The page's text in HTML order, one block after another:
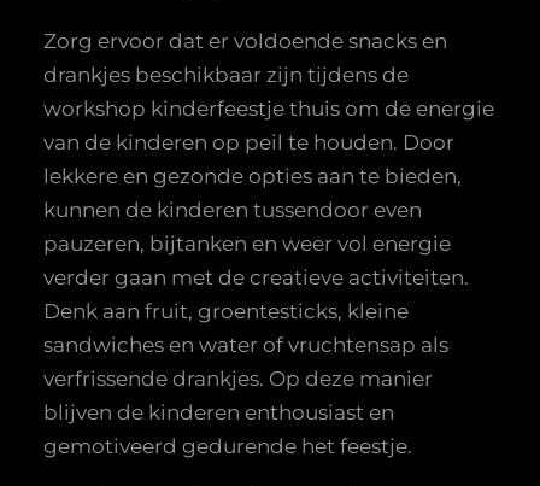
Zorg ervoor dat er voldoende snacks en
drankjes beschikbaar zijn tijdens de
workshop kinderfeestje thuis om de energie
van de kinderen op peil te houden. Door
lekkere en gezonde opties aan te bieden,
kunnen de kinderen tussendoor even
pauzeren, bijtanken en weer vol energie
verder gaan met de creatieve activiteiten.
Denk aan fruit, groentesticks, kleine
sandwiches en water of vruchtensap als
verfrissende drankjes. Op deze manier
blijven de kinderen enthousiast en
gemotiveerd gedurende het feestje.